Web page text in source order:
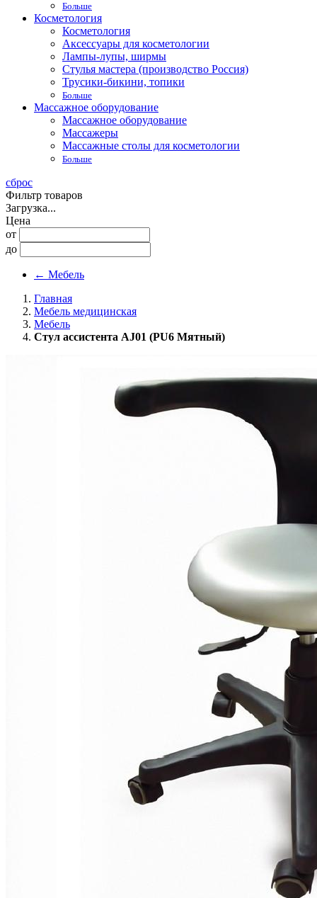
Больше
Косметология
Косметология
Аксессуары для косметологии
Лампы-лупы, ширмы
Стулья мастера (производство Россия)
Трусики-бикини, топики
Больше
Массажное оборудование
Массажное оборудование
Массажеры
Массажные столы для косметологии
Больше
сброс
Фильтр товаров
Загрузка...
Цена
от
до
← Мебель
Главная
Мебель медицинская
Мебель
Стул ассистента AJ01 (PU6 Мятный)